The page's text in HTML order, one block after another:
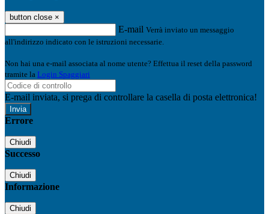
button close ×
E-mail Verrà inviato un messaggio
all'indirizzo indicato con le istruzioni necessarie.
Non hai una e-mail associata al nome utente? Effettua il reset della password
tramite la Login Spaggiari
E-mail inviata, si prega di controllare la casella di posta elettronica!
Errore
Chiudi
Successo
Chiudi
Informazione
Chiudi